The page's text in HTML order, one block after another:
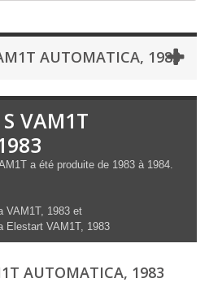
AUTOMATICA, 1983
VAM1T
a été produite de 1983 à 1984.
VAM1T, 1983 et
Elestart VAM1T, 1983
AUTOMATICA, 1983